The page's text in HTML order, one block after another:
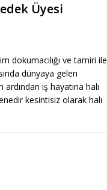
Üyesi
dokumacılığı ve tamiri ile
dünyaya gelen
iş hayatına halı
kesintisiz olarak halı